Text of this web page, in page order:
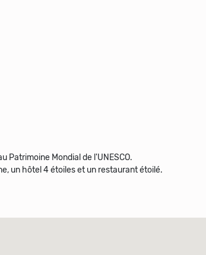
Patrimoine Mondial de l'UNESCO.
un hôtel 4 étoiles et un restaurant étoilé.